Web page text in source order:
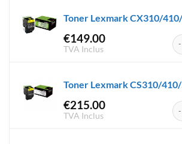
Toner Lexmark CX310/
€149.00
TVA Inclus
Toner Lexmark CS310/
€215.00
TVA Inclus